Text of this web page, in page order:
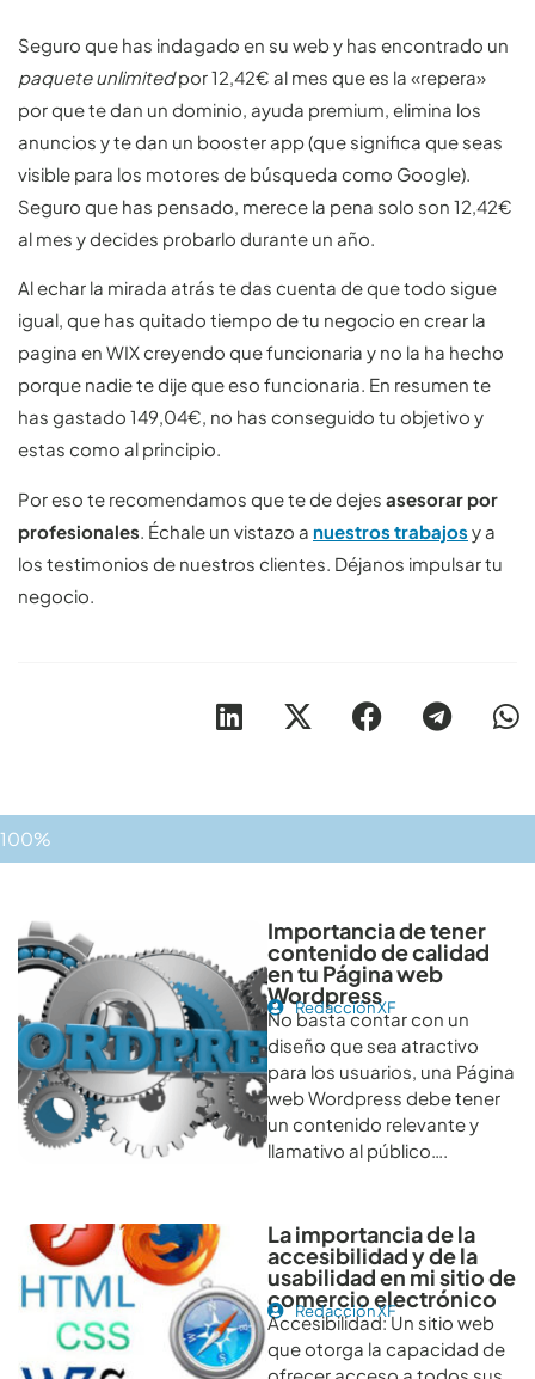
Seguro que has indagado en su web y has encontrado un
paquete unlimitedpor 12,42€ al mes que es la «repera»
por que te dan un dominio, ayuda premium, elimina los
anuncios y te dan un booster app (que significa que seas
visible para los motores de búsqueda como Google).
Seguro que has pensado, merece la pena solo son 12,42€
al mes y decides probarlo durante un año.
Al echar la mirada atrás te das cuenta de que todo sigue
igual, que has quitado tiempo de tu negocio en crear la
pagina en WIX creyendo que funcionaria y no la ha hecho
porque nadie te dije que eso funcionaria. En resumen te
has gastado 149,04€, no has conseguido tu objetivo y
estas como al principio.
Por eso te recomendamos que te de dejes asesorar por
profesionales . Échale un vistazo a nuestros trabajos y a
los testimonios de nuestros clientes. Déjanos impulsar tu
negocio.
100%
Importancia de tener
contenido de calidad
en tu Página web
Wordpress
Redacción XF
No basta contar con un
diseño que sea atractivo
para los usuarios, una Página
web Wordpress debe tener
un contenido relevante y
llamativo al público….
La importancia de la
accesibilidad y de la
usabilidad en mi sitio de
comercio electrónico
Redacción XF
Accesibilidad: Un sitio web
que otorga la capacidad de